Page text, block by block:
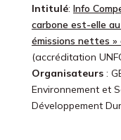
Intitulé: Info
carbone est-elle
émissions nettes »
(accréditation
Organisateurs :
Environnement et
Développement